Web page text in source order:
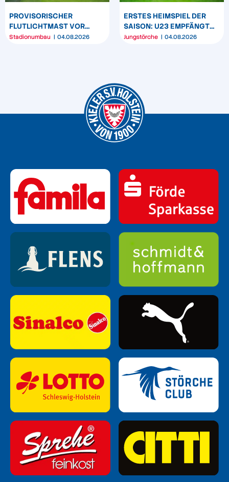
PROVISORISCHER
FLUTLICHTMAST VOR
WESTTRIBÜNE WIRD
Stadionumbau 04.08.2026
ERSTES HEIMSPIEL DER
SAISON: U23 EMPFÄNGT
HEIDER SV
Jungstörche 04.08.2026